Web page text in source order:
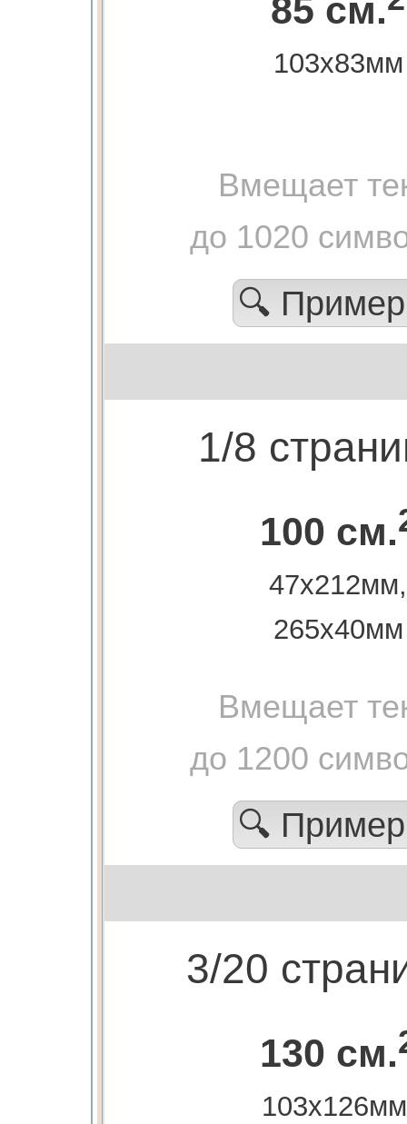
85 см.
103х83мм
Вмещает
до 1020
🔍
1/8
100 см.
47х212мм,
265х40мм
Вмещает
до 1200
🔍
3/20
130 см.